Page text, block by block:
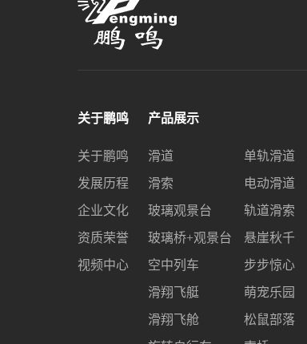
关于鹏鸣
关于鹏鸣
发展历程
企业文化
资质荣誉
视频中心
产品展示
滑道
滑索
玻璃观景台
玻璃桥+观景台
空中列车
滑翔飞艇
滑翔飞舱
单轨滑道
电动滑道
轨道滑索
悬崖秋千
步步惊心
萌宠乐园
松鼠部落